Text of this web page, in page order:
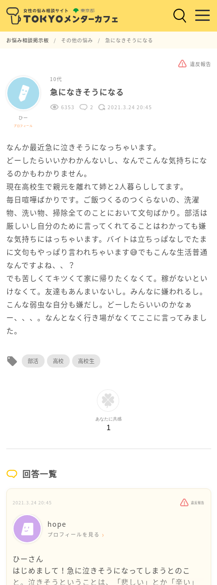
お悩み相談掲示板 その他の悩み 急になきそうになる
違反報告
ひー
プロフィール
10代
急になきそうになる
6353 2 2021.3.24 20:45
なんか最近急に泣きそうになっちゃいます。
どーしたらいいかわかんないし、なんでこんな気持ちにな
るのかもわかりません。
現在高校生で親元を離れて姉と2人暮らししてます。
毎日喧嘩ばかりです。ご飯つくるのつくらないの、洗濯
物、洗い物、掃除全てのことにおいて文句ばかり。部活は
厳しいし自分のために言ってくれてることはわかっても嫌
な気持ちにはっちゃいます。バイトは立ちっぱなしでたま
に文句もやっぱり言われちゃいます😅でもこんな生活普通
なんですよね、、？
でも苦しくてキツくて家に帰りたくなくて。稼がないとい
けなくて。友達もあんまいないし。みんなに嫌われるし。
こんな弱虫な自分も嫌だし。どーしたらいいのかなぁ
ー、、、。なんとなく行き場がなくてここに言ってみまし
た。
local_offer 部活 高校 高校生
あなたに共感
1
回答一覧
2021.3.24 20:45 違反報告
hope
プロフィールを見る
ひーさん
はじめまして！急に泣きそうになってしまうとのこ
と。泣きそうということは、「悲しい」とか「辛い」